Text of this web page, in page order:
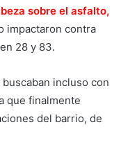
sobre el asfalto,
impactaron contra
28 y 83.
incluso con
que finalmente
del barrio, de